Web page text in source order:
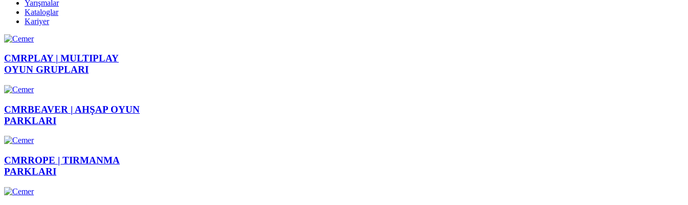
Yarışmalar
Kataloglar
Kariyer
CMRPLAY | MULTIPLAY
OYUN GRUPLARI
CMRBEAVER | AHŞAP OYUN
PARKLARI
CMRROPE | TIRMANMA
PARKLARI